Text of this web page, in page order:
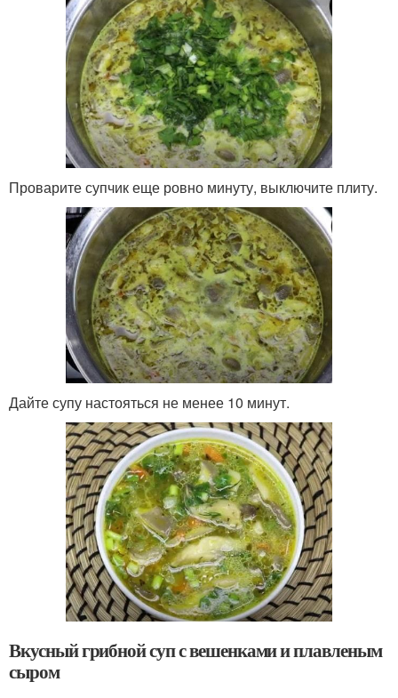
Проварите супчик еще ровно минуту, выключите плиту.
Дайте супу настояться не менее 10 минут.
Вкусный грибной суп с вешенками и плавленым
сыром